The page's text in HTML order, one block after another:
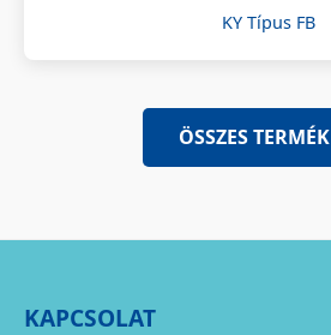
KY Típus FB
ÖSSZES TERMÉK
KAPCSOLAT